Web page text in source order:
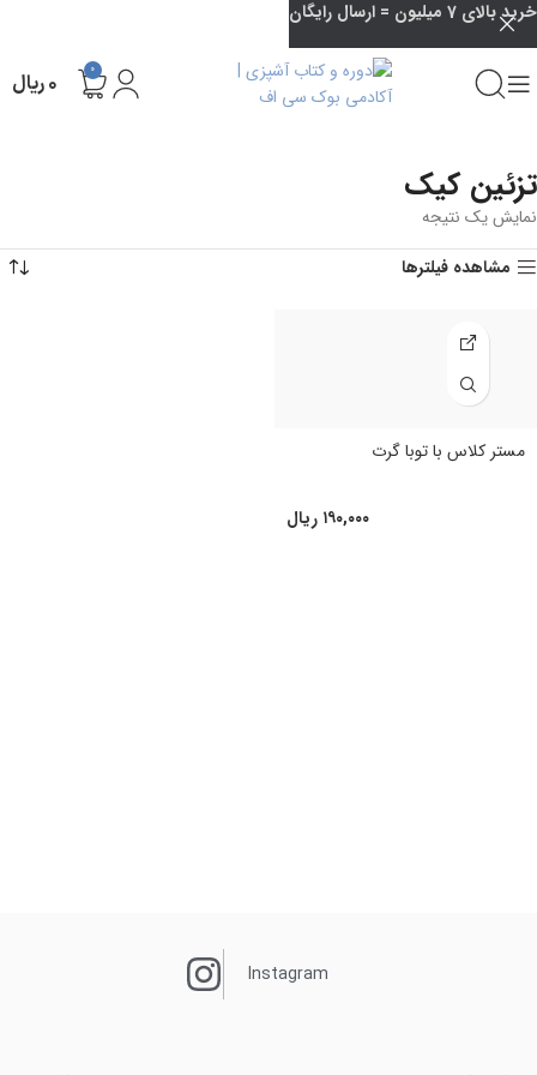
0 ۰ریال
تزئین کیک
نمایش یک نتیجه
مشاهده فیلترها
مستر کلاس با توبا گرت
۱۹۰,۰۰۰ ریال
Instagram
خرید بالای 7 میلیون = ارسال رایگان